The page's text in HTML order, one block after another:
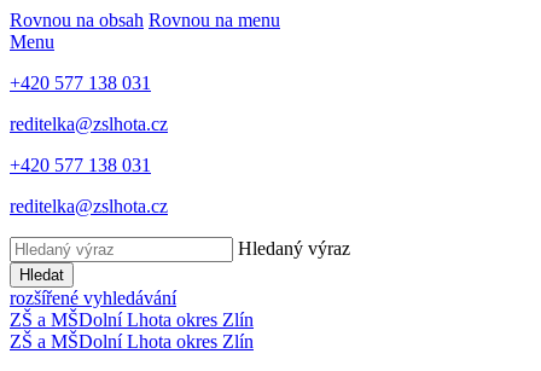
Rovnou na obsah Rovnou na menu
Menu
+420 577 138 031
reditelka@zslhota.cz
+420 577 138 031
reditelka@zslhota.cz
Hledaný výraz
Hledat
rozšířené vyhledávání
ZŠ a MŠDolní Lhota okres Zlín
ZŠ a MŠDolní Lhota okres Zlín